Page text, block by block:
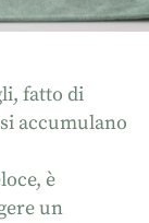
fatto di
accumulano
è
un